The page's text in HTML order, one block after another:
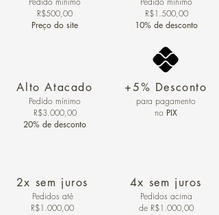
R$500,00
Preço do site
Alto Atacado
Pedido mínimo
R$3.000,00
20% de desconto
2x sem juros
Pedidos até
R$1.000,00
R$1.500,00
10% de desconto
+5% Desconto
para pagamento
no PIX
4x sem juros
Pedidos acima
de R$1.000,00